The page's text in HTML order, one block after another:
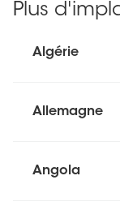
Plus
Algérie
Allemagne
Angola